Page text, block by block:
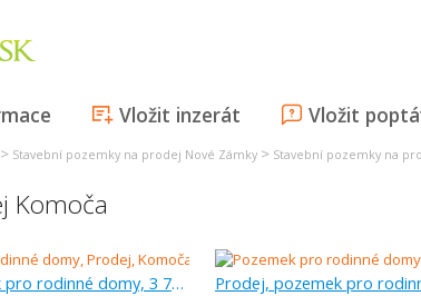
Vložit inzerát Vložit
> Stavební pozemky na prodej Nové Zámky > Stavební pozemky na
Komoča
Prodej, pozemek pro rodinné domy, 3 791 m